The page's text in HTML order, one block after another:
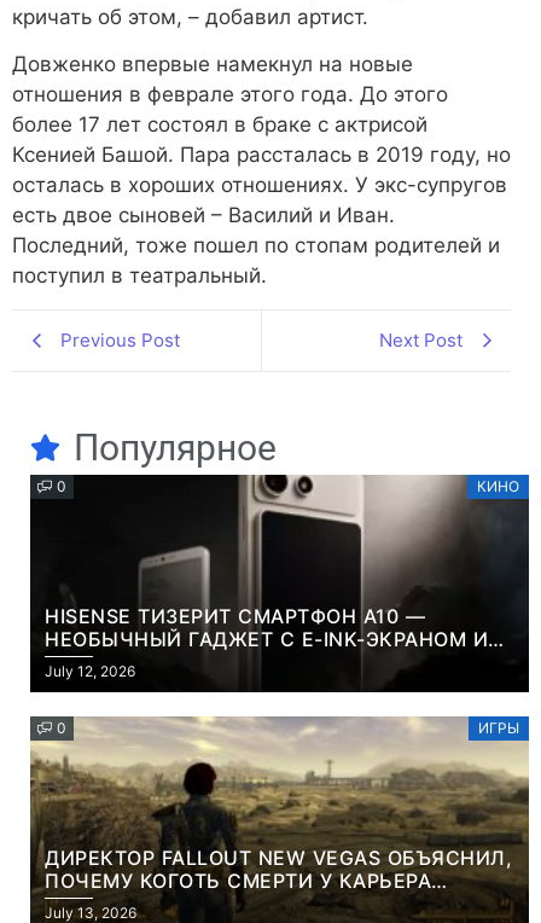
кричать об этом, – добавил артист.
Довженко впервые намекнул на новые
отношения в феврале этого года. До этого
более 17 лет состоял в браке с актрисой
Ксенией Башой. Пара рассталась в 2019 году, но
осталась в хороших отношениях. У экс-супругов
есть двое сыновей – Василий и Иван.
Последний, тоже пошел по стопам родителей и
поступил в театральный.
Previous Post Next Post
Популярное
0 КИНО
HISENSE ТИЗЕРИТ СМАРТФОН A10 —
НЕОБЫЧНЫЙ ГАДЖЕТ С E-INK-ЭКРАНОМ И
СЪЕМНОЙ LCD-ПАНЕЛЬЮ ДЛЯ ЦВЕТНОГО
КОНТЕНТА И СОЦСЕТЕЙ
July 12, 2026
0 ИГРЫ
ДИРЕКТОР FALLOUT NEW VEGAS ОБЪЯСНИЛ,
ПОЧЕМУ КОГОТЬ СМЕРТИ У КАРЬЕРА
НАМЕРЕННО СНОСИТ ВАМ ГОЛОВУ
July 13, 2026